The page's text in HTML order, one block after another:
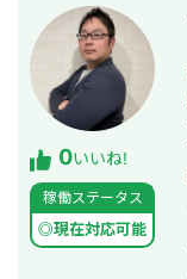
0いいね!
稼働ステータス
◎現在対応可能